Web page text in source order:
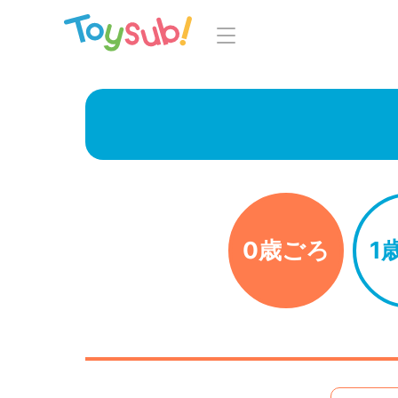
トップ
LINEで
知育の
Toysub!
マイペー
0歳ごろ 1